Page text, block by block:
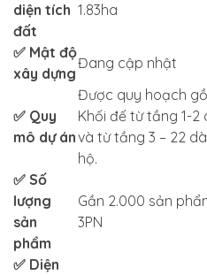
diện tích
đất
1.83ha
✅ Mật độ
xây dựng
Đang cập nhật
✅ Quy
mô dự án
Được quy hoạch
Khối đế từ tầng 1-
và từ tầng 3 – 22
hộ.
✅ Số
lượng
sản
phẩm
Gần 2.000 sản
3PN
✅ Diện